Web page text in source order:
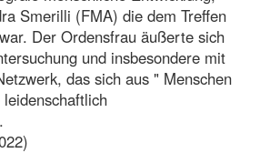
Smerilli (FMA) die dem Treffen
Der Ordensfrau äußerte sich
und insbesondere mit
das sich aus " Menschen